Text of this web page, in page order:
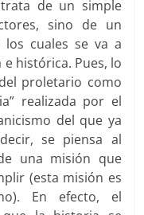
de un simple
sino de un
cuales se va a
histórica. Pues, lo
proletario como
realizada por el
del que ya
se piensa al
una misión que
(esta misión es
En efecto, el